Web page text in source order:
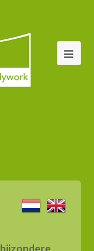
bijzondere